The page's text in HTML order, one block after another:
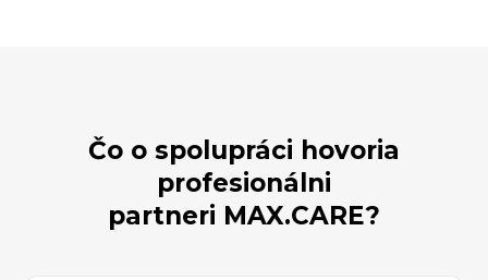
Čo o spolupráci hovoria
profesionálni
partneri MAX.CARE?